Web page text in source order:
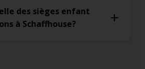
des sièges enfant
à Schaffhouse?